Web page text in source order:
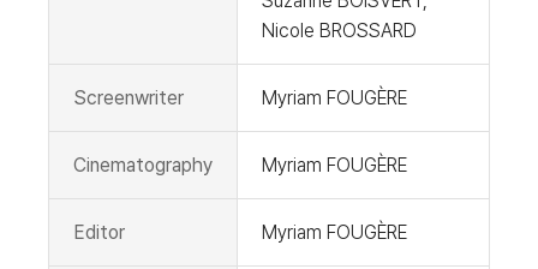
Nicole BROSSARD
Screenwriter Myriam FOUGÈRE
Cinematography Myriam FOUGÈRE
Editor Myriam FOUGÈRE